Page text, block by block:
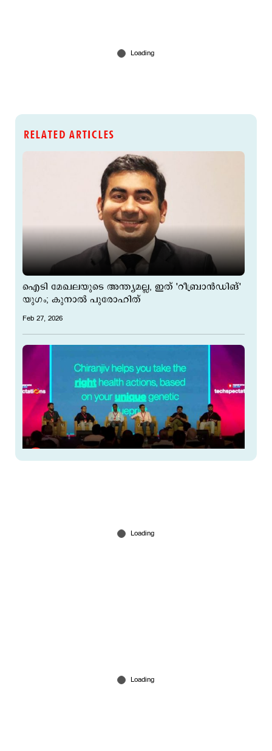
RELATED ARTICLES
ഐടി മേഖലയുടെ അന്ത്യമല്ല, ഇത് 'റീബ്രാൻഡിങ്'
യുഗം; കുനാൽ പുരോഹിത്
Feb 27, 2026
ബഹിരാകാശത്ത് ചാരക്കണ്ണുകളുമായി ഇന്ത്യ;
ശത്രു ഉപഗ്രഹങ്ങളെ ട്രാക്ക് ചെയ്യാന്‍ ‘എഎഫ്ആര്‍’